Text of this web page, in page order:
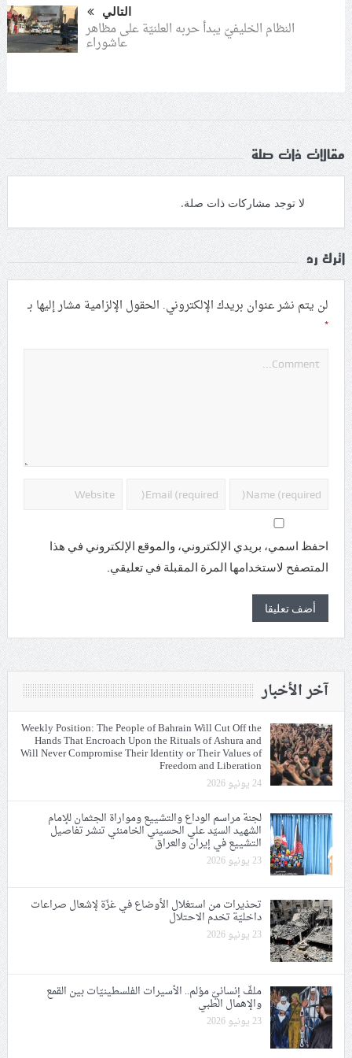
التالي
النظام الخليفيّ يبدأ حربه العلنيّة على مظاهر
عاشوراء
مقالات ذات صلة
لا توجد مشاركات ذات صلة.
اترك رد
لن يتم نشر عنوان بريدك الإلكتروني. الحقول الإلزامية مشار إليها بـ
*
احفظ اسمي، بريدي الإلكتروني، والموقع الإلكتروني في هذا
المتصفح لاستخدامها المرة المقبلة في تعليقي.
آخر الأخبار
Weekly Position: The People of Bahrain Will Cut Off the
Hands That Encroach Upon the Rituals of Ashura and
Will Never Compromise Their Identity or Their Values of
Freedom and Liberation
24 يونيو 2026
لجنة مراسم الوداع والتشييع ومواراة الجثمان للإمام
الشهيد السيّد علي الحسيني الخامنئي تنشر تفاصيل
التشييع في إيران والعراق
23 يونيو 2026
تحذيرات من استغلال الأوضاع في غزّة لإشعال صراعات
داخليّة تخدم الاحتلال
23 يونيو 2026
ملفّ إنسانيّ مؤلم.. الأسيرات الفلسطينيّات بين القمع
والإهمال الطبي
23 يونيو 2026